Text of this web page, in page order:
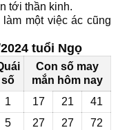
tới thần kinh.
một việc ác cũng
tuổi Ngọ
số
Con số may
mắn hôm nay
1 17 21
41
5 27 27 72